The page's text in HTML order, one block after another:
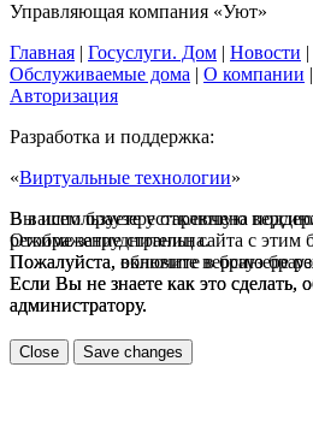
Управляющая компания «Уют»
Главная | Госуслуги. Дом | Новости |
Обслуживаемые дома | О компании |
Авторизация
Разработка и поддержка:
«Виртуальные технологии»
В вашем браузере отключена
режиме затруднительна.
Пожалуйста, включите в браузере
Если Вы не знаете как это сделать,
администратору.
Вы используете устаревшую версию
Отображение страниц сайта с этим
Пожалуйста, обновите версию
Если Вы не знаете как это сделать,
администратору.
Close Save changes